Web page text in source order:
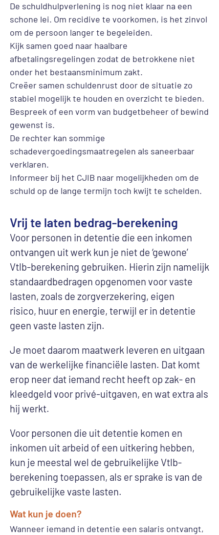
De schuldhulpverlening is nog niet klaar na een
schone lei. Om recidive te voorkomen, is het zinvol
om de persoon langer te begeleiden.
Kijk samen goed naar haalbare
afbetalingsregelingen zodat de betrokkene niet
onder het bestaansminimum zakt.
Creëer samen schuldenrust door de situatie zo
stabiel mogelijk te houden en overzicht te bieden.
Bespreek of een vorm van budgetbeheer of bewind
gewenst is.
De rechter kan sommige
schadevergoedingsmaatregelen als saneerbaar
verklaren.
Informeer bij het CJIB naar mogelijkheden om de
schuld op de lange termijn toch kwijt te schelden.
Vrij te laten bedrag-berekening
Voor personen in detentie die een inkomen
ontvangen uit werk kun je niet de ‘gewone’
Vtlb-berekening gebruiken. Hierin zijn namelijk
standaardbedragen opgenomen voor vaste
lasten, zoals de zorgverzekering, eigen
risico, huur en energie, terwijl er in detentie
geen vaste lasten zijn.
Je moet daarom maatwerk leveren en uitgaan
van de werkelijke financiële lasten. Dat komt
erop neer dat iemand recht heeft op zak- en
kleedgeld voor privé-uitgaven, en wat extra als
hij werkt.
Voor personen die uit detentie komen en
inkomen uit arbeid of een uitkering hebben,
kun je meestal wel de gebruikelijke Vtlb-
berekening toepassen, als er sprake is van de
gebruikelijke vaste lasten.
Wat kun je doen?
Wanneer iemand in detentie een salaris ontvangt,